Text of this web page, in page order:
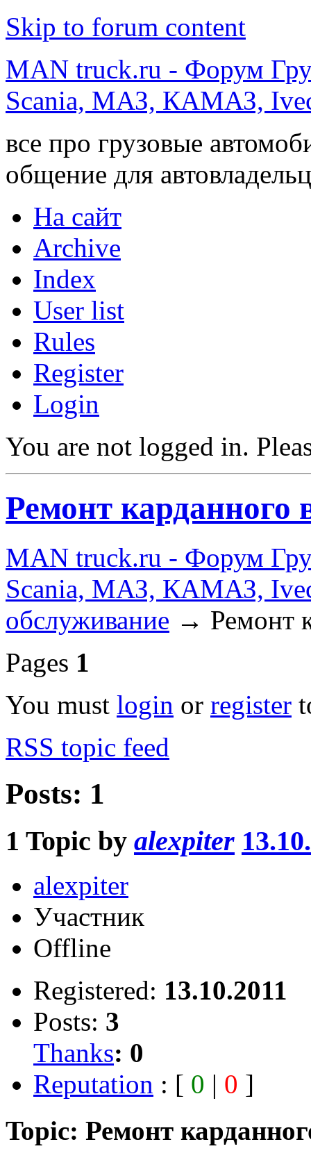
Skip to forum content
MAN truck.ru - Форум
Scania, МАЗ, КАМАЗ,
все про грузовые
общение для
На сайт
Archive
Index
User list
Rules
Register
Login
You are not logged in.
Ремонт карданного
MAN truck.ru - Форум
Scania, МАЗ, КАМАЗ,
обслуживание → Ремонт
Pages 1
You must login or register
RSS topic feed
Posts: 1
1 Topic by alexpiter
alexpiter
Участник
Offline
Registered: 13.10.2011
Posts: 3
Thanks: 0
Reputation : [ 0 | 0 ]
Topic: Ремонт